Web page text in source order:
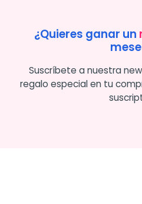
¿Quieres ganar un
Suscríbete a nuestra
regalo especial en tu